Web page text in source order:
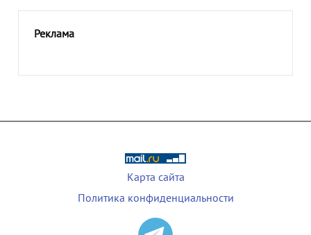
Реклама
Карта сайта
Политика конфиденциальности